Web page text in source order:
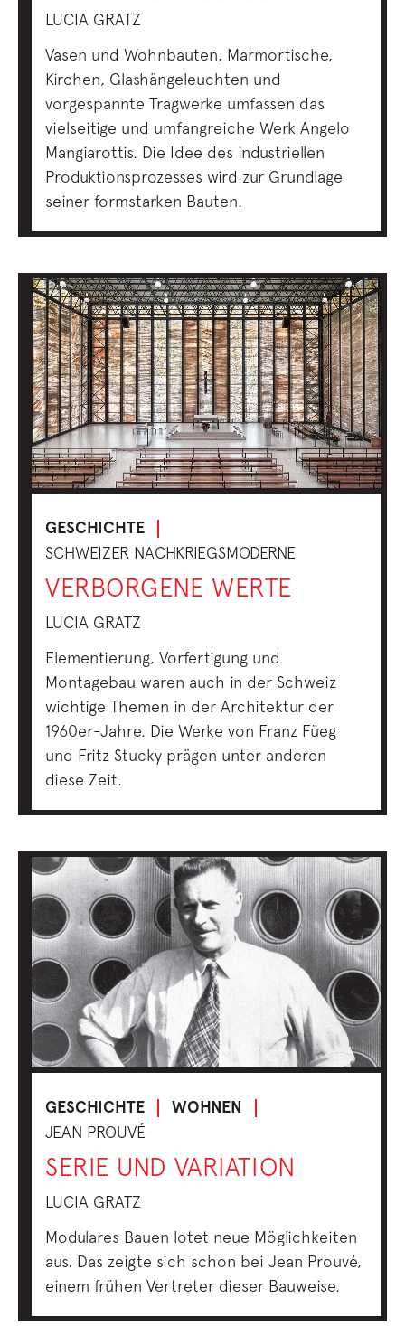
LUCIA GRATZ
Vasen und Wohnbauten, Marmortische,
Kirchen, Glashängeleuchten und
vorgespannte Tragwerke umfassen das
vielseitige und umfangreiche Werk Angelo
Mangiarottis. Die Idee des industriellen
Produktionsprozesses wird zur Grundlage
seiner formstarken Bauten.
GESCHICHTE
SCHWEIZER NACHKRIEGSMODERNE
VERBORGENE WERTE
LUCIA GRATZ
Elementierung, Vorfertigung und
Montagebau waren auch in der Schweiz
wichtige Themen in der Architektur der
1960er-Jahre. Die Werke von Franz Füeg
und Fritz Stucky prägen unter anderen
diese Zeit.
GESCHICHTE WOHNEN
JEAN PROUVÉ
SERIE UND VARIATION
LUCIA GRATZ
Modulares Bauen lotet neue Möglichkeiten
aus. Das zeigte sich schon bei Jean Prouvé,
einem frühen Vertreter dieser Bauweise.